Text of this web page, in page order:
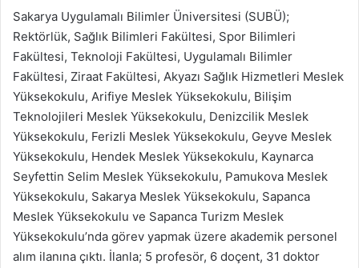
Sakarya Uygulamalı Bilimler Üniversitesi (SUBÜ);
Rektörlük, Sağlık Bilimleri Fakültesi, Spor Bilimleri
Fakültesi, Teknoloji Fakültesi, Uygulamalı Bilimler
Fakültesi, Ziraat Fakültesi, Akyazı Sağlık Hizmetleri Meslek
Yüksekokulu, Arifiye Meslek Yüksekokulu, Bilişim
Teknolojileri Meslek Yüksekokulu, Denizcilik Meslek
Yüksekokulu, Ferizli Meslek Yüksekokulu, Geyve Meslek
Yüksekokulu, Hendek Meslek Yüksekokulu, Kaynarca
Seyfettin Selim Meslek Yüksekokulu, Pamukova Meslek
Yüksekokulu, Sakarya Meslek Yüksekokulu, Sapanca
Meslek Yüksekokulu ve Sapanca Turizm Meslek
Yüksekokulu’nda görev yapmak üzere akademik personel
alım ilanına çıktı. İlanla; 5 profesör, 6 doçent, 31 doktor